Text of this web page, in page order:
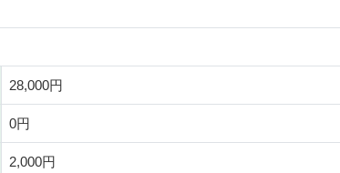
28,000円
0円
2,000円